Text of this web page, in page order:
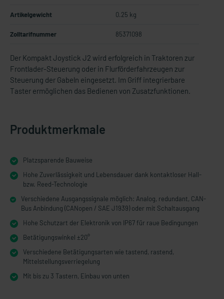
Artikelgewicht 0.25 kg
Zolltarifnummer 85371098
Der Kompakt Joystick J2 wird erfolgreich in Traktoren zur
Frontlader-Steuerung oder in Flurförderfahrzeugen zur
Steuerung der Gabeln eingesetzt. Im Griff integrierbare
Taster ermöglichen das Bedienen von Zusatzfunktionen.
Produktmerkmale
Platzsparende Bauweise
Hohe Zuverlässigkeit und Lebensdauer dank kontaktloser Hall-
bzw. Reed-Technologie
Verschiedene Ausgangssignale möglich: Analog, redundant, CAN-
Bus Anbindung (CANopen / SAE J1939) oder mit Schaltausgang
Hohe Schutzart der Elektronik von IP67 für raue Bedingungen
Betätigungswinkel ±20°
Verschiedene Betätigungsarten wie tastend, rastend,
Mittelstellungsverriegelung
Mit bis zu 3 Tastern, Einbau von unten